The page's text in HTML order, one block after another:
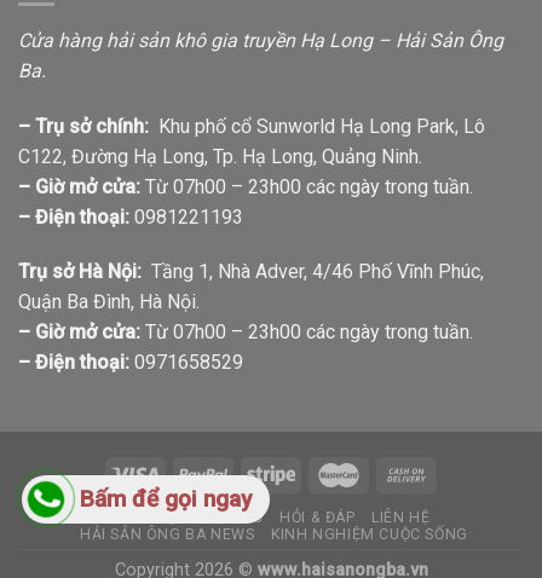
Cửa hàng hải sản khô gia truyền Hạ Long – Hải Sản Ông
Ba.
– Trụ sở chính: Khu phố cổ Sunworld Hạ Long Park, Lô
C122, Đường Hạ Long, Tp. Hạ Long, Quảng Ninh.
– Giờ mở cửa: Từ 07h00 – 23h00 các ngày trong tuần.
– Điện thoại: 0981221193
Trụ sở Hà Nội: Tầng 1, Nhà Adver, 4/46 Phố Vĩnh Phúc,
Quận Ba Đình, Hà Nội.
– Giờ mở cửa: Từ 07h00 – 23h00 các ngày trong tuần.
– Điện thoại: 0971658529
TIN TỨC HỎI & ĐÁP
LIÊN HỆ
HẢI SẢN ÔNG BA NEWS
KINH NGHIỆM CUỘC SỐNG
Copyright 2026 © www.haisanongba.vn
Bấm để gọi ngay